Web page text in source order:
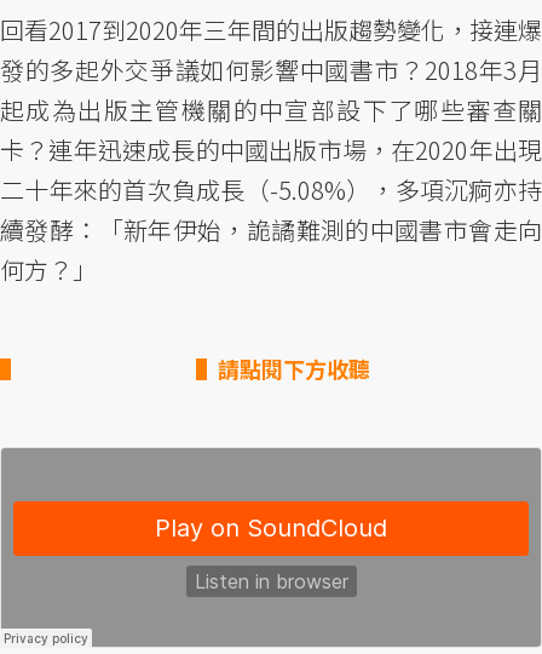
回看2017到2020年三年間的出版趨勢變化，接連爆
發的多起外交爭議如何影響中國書市？2018年3月
起成為出版主管機關的中宣部設下了哪些審查關
卡？連年迅速成長的中國出版市場，在2020年出現
二十年來的首次負成長（-5.08%），多項沉痾亦持
續發酵：「新年伊始，詭譎難測的中國書市會走向
何方？」
▌請點閱下方收聽